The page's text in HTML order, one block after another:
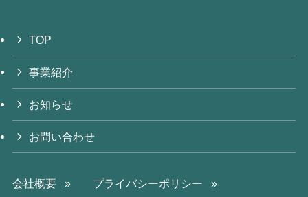
TOP
事業紹介
お知らせ
お問い合わせ
会社概要 » プライバシーポリシー »